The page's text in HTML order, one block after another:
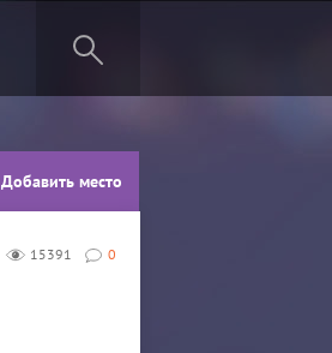
Добавить место
0
15391